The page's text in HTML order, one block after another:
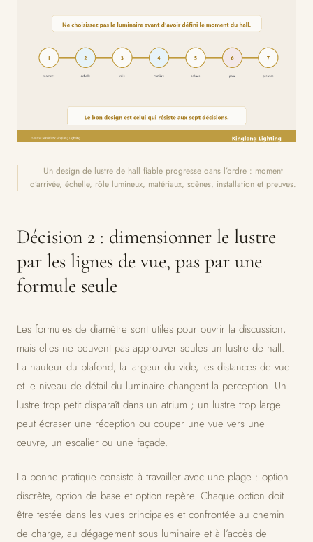
Un design de lustre de hall fiable progresse dans l’ordre : moment
d’arrivée, échelle, rôle lumineux, matériaux, scènes, installation et preuves.
Décision 2 : dimensionner le lustre
par les lignes de vue, pas par une
formule seule
Les formules de diamètre sont utiles pour ouvrir la discussion,
mais elles ne peuvent pas approuver seules un lustre de hall.
La hauteur du plafond, la largeur du vide, les distances de vue
et le niveau de détail du luminaire changent la perception. Un
lustre trop petit disparaît dans un atrium ; un lustre trop large
peut écraser une réception ou couper une vue vers une
œuvre, un escalier ou une façade.
La bonne pratique consiste à travailler avec une plage : option
discrète, option de base et option repère. Chaque option doit
être testée dans les vues principales et confrontée au chemin
de charge, au dégagement sous luminaire et à l’accès de